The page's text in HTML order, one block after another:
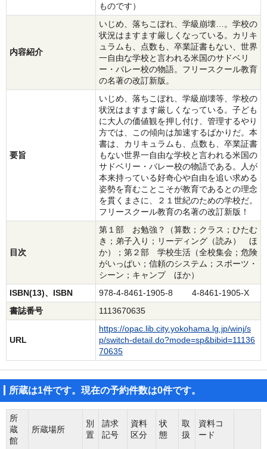
ものです）
内容紹介
いじめ、落ちこぼれ、学級崩壊…。学校の
状況はますます厳しくなっている。カリキ
ュラムも、点数も、卒業証書もない、世界
一自由な学校と言われる米国のサドベリ
ー・バレー校の物語。フリースクール教育
の名著の改訂新版。
要旨
いじめ、落ちこぼれ、学級崩壊等、学校の
状況はますます厳しくなっている。子ども
に大人の価値観を押し付け、管理するやり
方では、この傾向は加速するばかりだ。本
書は、カリキュラムも、点数も、卒業証書
もない世界一自由な学校と言われる米国の
サドベリー・バレー校の物語である。人が
本来持っている好奇心や自由を追い求める
姿勢を育むことこそが教育であるとの理念
を貫くまさに、２１世紀のための学校だ。
フリースクール教育の名著の改訂新版！
目次
第１部 お勉強？（算数；クラス；ひたむ
き；弟子入り；リーディング（読み） ほ
か）；第２部 学校生活（全校集会；危険
がいっぱい；信頼のシステム；スポーツ・
シーン；キャンプ ほか）
ISBN(13)、ISBN
978-4-8461-1905-8 4-8461-1905-X
書誌番号
1113670635
URL
https://opac.lib.city.yokohama.lg.jp/winj/s
p/switch-detail.do?mode=sp&bibid=11136
70635
所蔵は1件です。現在の予約件数は0件です。
所
蔵
館
所蔵場所
別
置
請求
記号
資料
区分
状
態
取
扱
資料コ
ード